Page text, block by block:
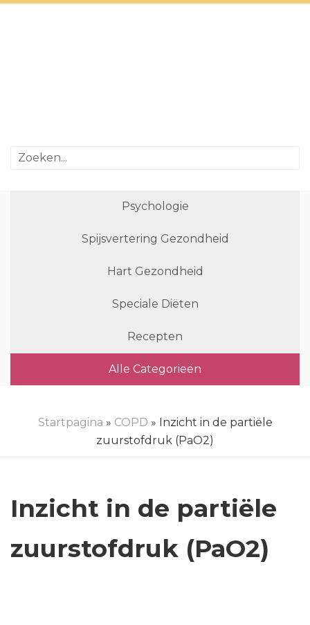
Psychologie
Spijsvertering Gezondheid
Hart Gezondheid
Speciale Diëten
Recepten
Alle Categorieën
Startpagina » COPD » Inzicht in de partiële
zuurstofdruk (PaO2)
Inzicht in de partiële
zuurstofdruk (PaO2)